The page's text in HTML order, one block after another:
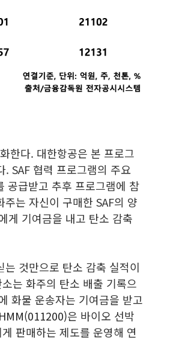
한다. 대한항공은 본 프로그
SAF 협력 프로그램의 주요
공급받고 추후 프로그램에 참
는 자신이 구매한 SAF의 양
게 기여금을 내고 탄소 감축
것만으로 탄소 감축 실적이
는 화주의 탄소 배출 기록으
화물 운송자는 기여금을 받고
HMM(011200)은 바이오 선박
판매하는 제도를 운영해 연